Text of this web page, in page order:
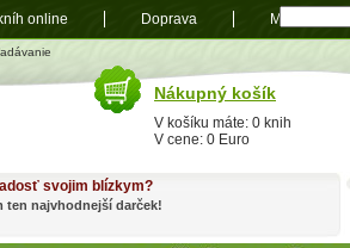
svojim blízkym?
ten najvhodnejší darček!
Nákupný košík
V košíku máte: 0 knih
V cene: 0 Euro
online Doprava Mapa